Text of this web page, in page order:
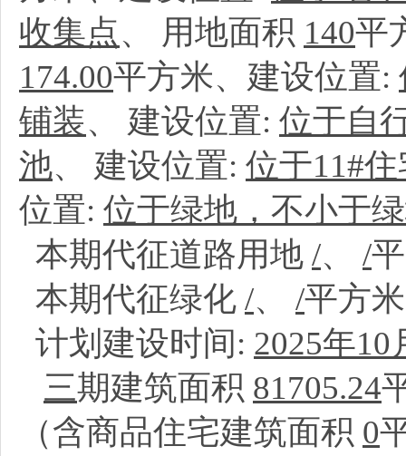
收集点、 用地面积 140平
174.00平方米、建设位置:
铺装、 建设位置: 位于自
池、 建设位置: 位于11#
位置: 位于绿地，不小于
本期代征道路用地 /、 /
本期代征绿化 /、 /平方
计划建设时间: 2025年10
三期建筑面积 81705.24
（含商品住宅建筑面积 0